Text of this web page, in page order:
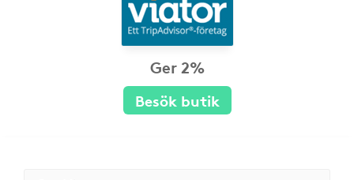
Ger 2%
Besök butik